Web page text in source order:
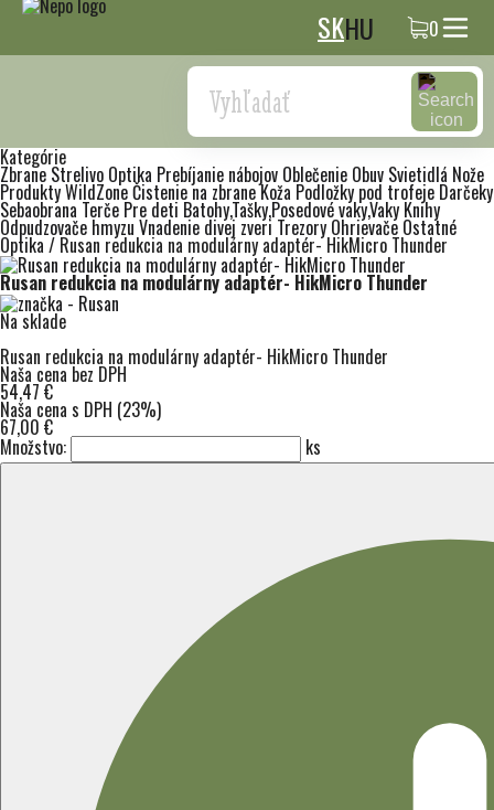
SKHU 0
Search
Kategórie
Zbrane Strelivo Optika Prebíjanie nábojov Oblečenie Obuv Svietidlá Nože
Produkty WildZoneČistenie na zbraneKoža Podložky pod trofeje Darčeky
Sebaobrana Terče Pre deti Batohy,Tašky,Posedové vaky,Vaky Knihy
Odpudzovače hmyzu Vnadenie divej zveri Trezory Ohrievače Ostatné
Optika / Rusan redukcia na modulárny adaptér- HikMicro Thunder
Rusan redukcia na modulárny adaptér- HikMicro Thunder
Na sklade
Rusan redukcia na modulárny adaptér- HikMicro Thunder
Naša cena bez DPH
54,47 €
Naša cena s DPH (23%)
67,00 €
Množstvo: ks